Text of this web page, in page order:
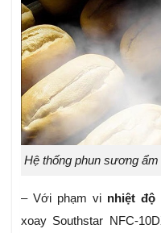
Hệ thống phun sương
– Với phạm vi nhiệt độ
xoay Southstar NFC-